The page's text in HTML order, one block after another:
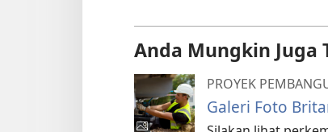
Anda Mungkin Juga
PROYEK
Galeri Foto